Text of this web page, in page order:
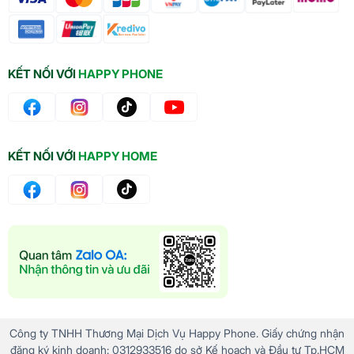
KẾT NỐI VỚIHAPPY PHONE
KẾT NỐI VỚIHAPPY HOME
Công ty TNHH Thương Mại Dịch Vụ Happy Phone. Giấy chứng nhận
đăng ký kinh doanh: 0312933516 do sở Kế hoạch và Đầu tư Tp.HCM